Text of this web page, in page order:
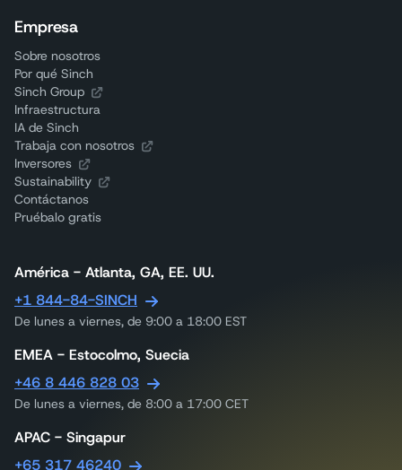
Empresa
Sobre nosotros
Por qué Sinch
Sinch Group
Infraestructura
IA de Sinch
Trabaja con nosotros
Inversores
Sustainability
Contáctanos
Pruébalo gratis
América - Atlanta, GA, EE. UU.
+1 844-84-SINCH
De lunes a viernes, de 9:00 a 18:00 EST
EMEA - Estocolmo, Suecia
+46 8 446 828 03
De lunes a viernes, de 8:00 a 17:00 CET
APAC - Singapur
+65 317 46240